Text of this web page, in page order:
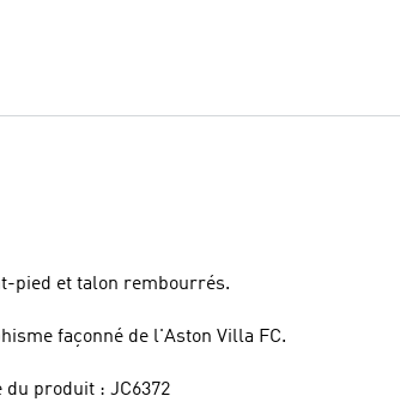
pied et talon rembourrés.
façonné de l'Aston Villa FC.
du produit : JC6372